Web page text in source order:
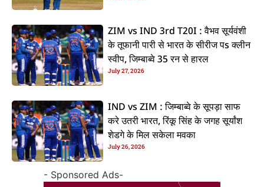
ZIM vs IND 3rd T20I : वैभव सूर्यवंशी
के तूफानी पारी से भारत के सीरीज पs क्लीन
स्वीप, जिम्बाब्वे 35 रन से हारल
July 27, 2026
IND vs ZIM : जिम्बाब्वे के सूपड़ा साफ
करे उतरी भारत, रिंकू सिंह के जगह सूर्यांश
शेडगे के मिल सकेला मवका
July 26, 2026
- Sponsored Ads-